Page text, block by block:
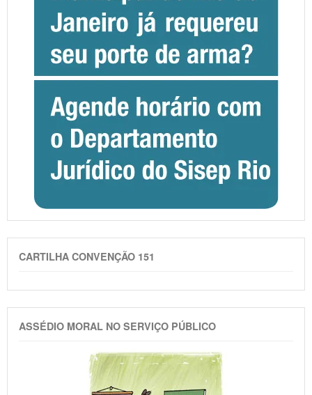
CARTILHA CONVENÇÃO 151
ASSÉDIO MORAL NO SERVIÇO PÚBLICO